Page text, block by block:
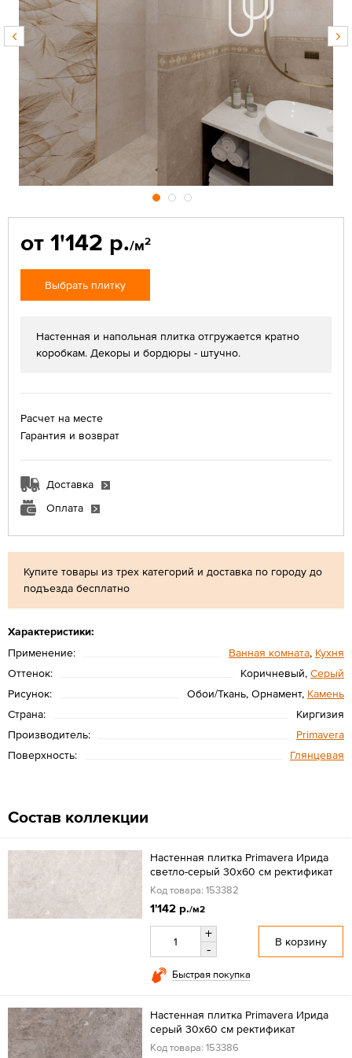
Купите товары из трех категорий и доставка по городу до
подъезда бесплатно
Характеристики:
Применение:
Ванная комната, Кухня
Оттенок:
Коричневый, Серый
Рисунок:
Обои/Ткань, Орнамент, Камень
Страна:
Киргизия
Производитель:
Primavera
Поверхность:
Глянцевая
от 1'142 р./м2
Выбрать плитку
Настенная и напольная плитка отгружается кратно
коробкам. Декоры и бордюры - штучно.
Расчет на месте
Гарантия и возврат
Доставка
Оплата
Состав коллекции
Настенная плитка Primavera Ирида
светло-серый 30х60 см ректификат
Код товара: 153382
1'142 р./м2
+
-
В корзину
Быстрая покупка
Настенная плитка Primavera Ирида
серый 30х60 см ректификат
Код товара: 153386